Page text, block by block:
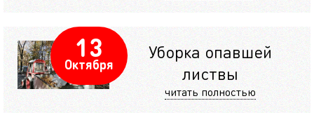
13
Октября
Уборка опавшей
листвы
читать полностью